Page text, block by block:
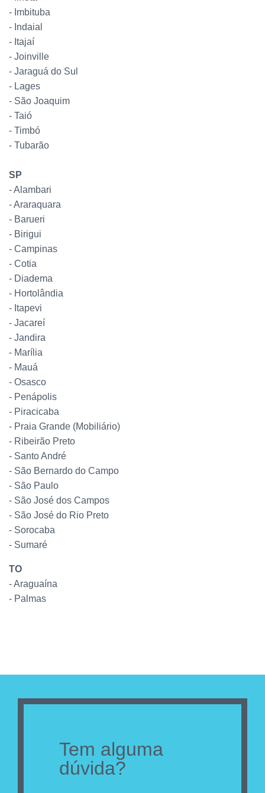
- Imbituba
- Indaial
- Itajaí
- Joinville
- Jaraguá do Sul
- Lages
- São Joaquim
- Taió
- Timbó
- Tubarão
SP
- Alambari
- Araraquara
- Barueri
- Birigui
- Campinas
- Cotia
- Diadema
- Hortolândia
- Itapevi
- Jacareí
- Jandira
- Marília
- Mauá
- Osasco
- Penápolis
- Piracicaba
- Praia Grande (Mobiliário)
- Ribeirão Preto
- Santo André
- São Bernardo do Campo
- São Paulo
- São José dos Campos
- São José do Rio Preto
- Sorocaba
- Sumaré
TO
- Araguaína
- Palmas
Tem alguma
dúvida?